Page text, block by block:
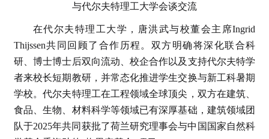
与代尔夫特理工大学会谈交流
在代尔夫特理工大学，唐洪武与校董会主席Ingrid
Thijssen共同回顾了合作历程。双方明确将深化联合科
研、博士博士后双向流动、校企合作以及支持代尔夫特学
者来校长短期教研，并常态化推进学生交换与新工科暑期
学校。代尔夫特理工在工程领域全球顶尖，双方在建筑、
食品、生物、材料科学等领域已有深厚基础，建筑领域团
队于2025年共同获批了荷兰研究理事会与中国国家自然科